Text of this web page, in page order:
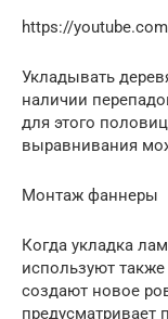
https://
Укладывать
наличии
для этого
выравнивания
Монтаж фаннеры
Когда укладка
используют
создают новое